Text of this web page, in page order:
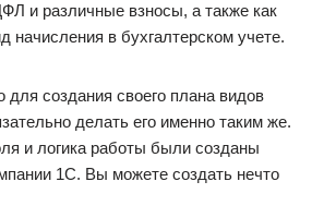
и различные взносы, а также как
начисления в бухгалтерском учете.
для создания своего плана видов
делать его именно таким же.
и логика работы были созданы
1С. Вы можете создать нечто